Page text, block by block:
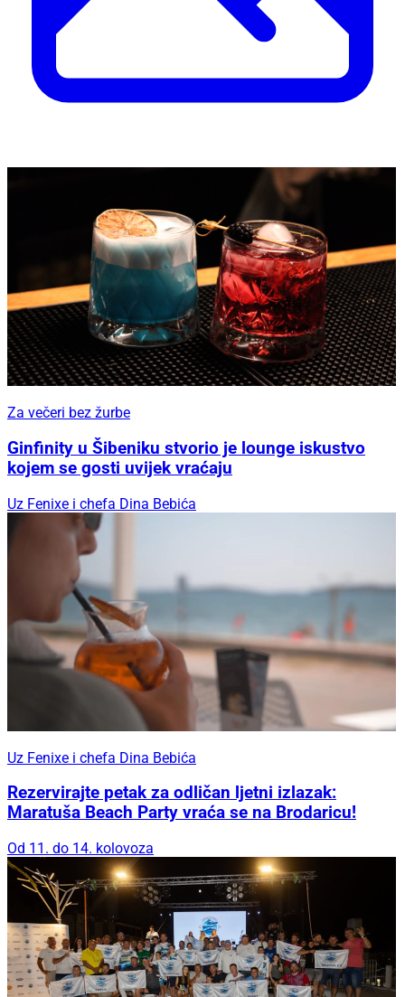
Za večeri bez žurbe
Ginfinity u Šibeniku stvorio je lounge iskustvo
kojem se gosti uvijek vraćaju
Uz Fenixe i chefa Dina Bebića
Uz Fenixe i chefa Dina Bebića
Rezervirajte petak za odličan ljetni izlazak:
Maratuša Beach Party vraća se na Brodaricu!
Od 11. do 14. kolovoza